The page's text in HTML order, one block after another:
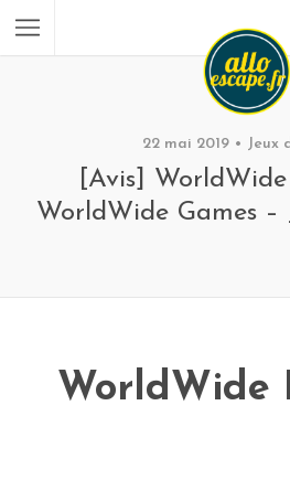
22 mai 2019 Jeux
[Avis]
WorldWide Games –
WorldWide